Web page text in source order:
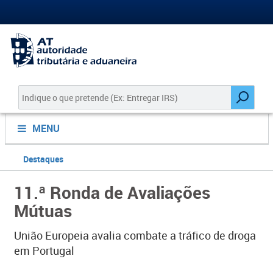
MENU
Destaques
11.ª Ronda de Avaliações
Mútuas
União Europeia avalia combate a tráfico de droga
em Portugal​